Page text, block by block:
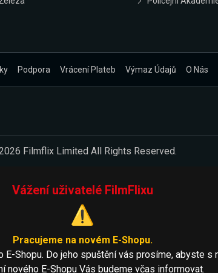
Podpora Vrácení Plateb Výmaz Údajů O Nás
Filmflix Limited All Rights Reserved.
Vážení uživatelé FilmFlixu
⚠️
Pracujeme na novém E-Shopu.
E-Shopu. Do jeho spuštění vás prosíme, abyste s
nového E-Shopu Vás budeme včas informovat.